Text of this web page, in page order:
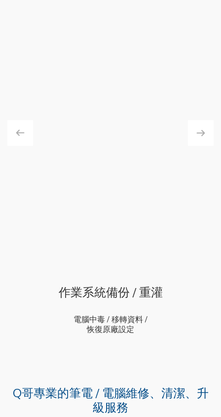
作業系統備份 / 重灌
電腦中毒 / 移轉資料 /
恢復原廠設定
Q哥專業的筆電 / 電腦維修、清潔、升
級服務